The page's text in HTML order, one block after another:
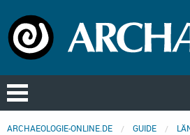
ARCHAEOLOGIE-ONLINE.DE GUIDE